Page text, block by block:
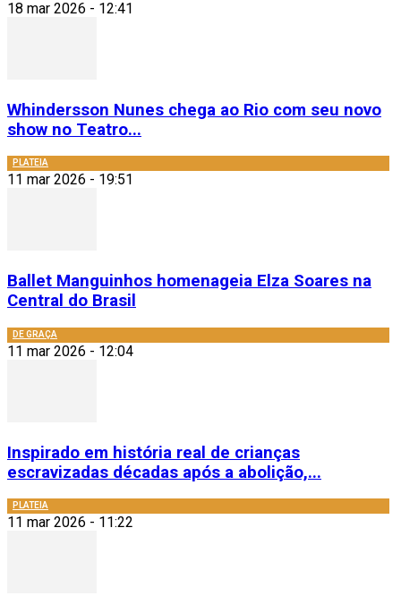
18 mar 2026 - 12:41
Whindersson Nunes chega ao Rio com seu novo
show no Teatro...
PLATEIA
11 mar 2026 - 19:51
Ballet Manguinhos homenageia Elza Soares na
Central do Brasil
DE GRAÇA
11 mar 2026 - 12:04
Inspirado em história real de crianças
escravizadas décadas após a abolição,...
PLATEIA
11 mar 2026 - 11:22